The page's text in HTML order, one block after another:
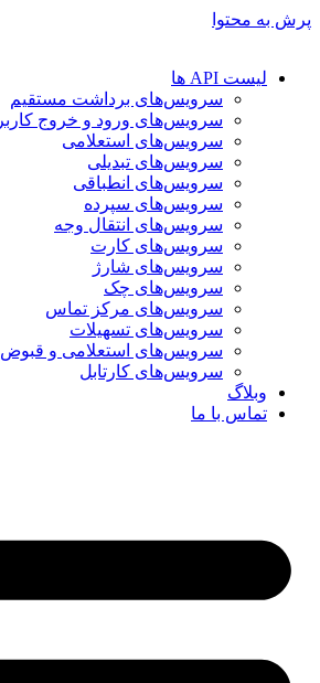
پرش به محتوا
لیست API ها
سرویس‌های برداشت مستقیم
سرویس‌های ورود و خروج کاربر
سرویس‌های استعلامی
سرویس‌های تبدیلی
سرویس‌های انطباقی
سرویس‌های سپرده
سرویس‌های انتقال وجه
سرویس‌های کارت
سرویس‌های شارژ
سرویس‌های چک
سرویس‌های مرکز تماس
سرویس‌های تسهیلات
سرویس‌های استعلامی و قبوض
سرویس‌های کارتابل
وبلاگ
تماس با ما